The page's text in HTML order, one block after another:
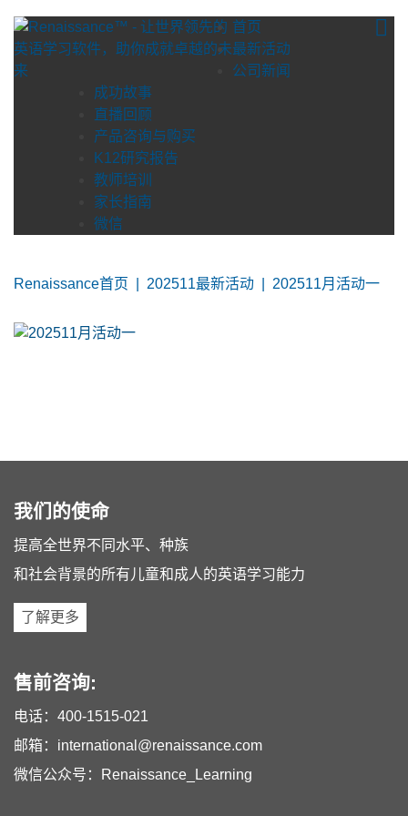
content
首页
最新活动
公司新闻
成功故事
直播回顾
产品咨询与购买
K12研究报告
教师培训
家长指南
微信
Renaissance首页 202511最新活动 202511月活动一
我们的使命
提高全世界不同水平、种族
和社会背景的所有儿童和成人的英语学习能力
了解更多
售前咨询:
电话： 400-1515-021
邮箱： international@renaissance.com
微信公众号：Renaissance_Learning